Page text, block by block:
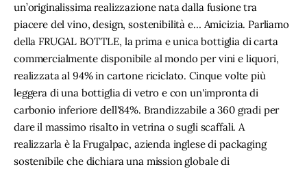
un’originalissima realizzazione nata dalla fusione tra
piacere del vino, design, sostenibilità e… Amicizia. Parliamo
della FRUGAL BOTTLE, la prima e unica bottiglia di carta
commercialmente disponibile al mondo per vini e liquori,
realizzata al 94% in cartone riciclato. Cinque volte più
leggera di una bottiglia di vetro e con un'impronta di
carbonio inferiore dell'84%. Brandizzabile a 360 gradi per
dare il massimo risalto in vetrina o sugli scaffali. A
realizzarla è la Frugalpac, azienda inglese di packaging
sostenibile che dichiara una mission globale di